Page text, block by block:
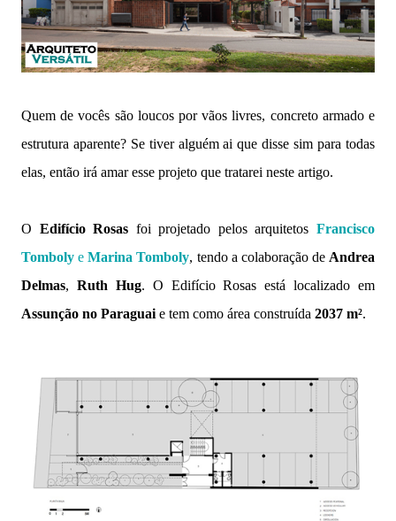
Quem de vocês são loucos por vãos livres, concreto armado e
estrutura aparente? Se tiver alguém ai que disse sim para todas
elas, então irá amar esse projeto que tratarei neste artigo.
O Edifício Rosas foi projetado pelos arquitetosFrancisco
Tomboly eMarina Tomboly, tendo a colaboração de Andrea
Delmas, Ruth Hug. O Edifício Rosas está localizado em
Assunção no Paraguai e tem como área construída 2037 m².